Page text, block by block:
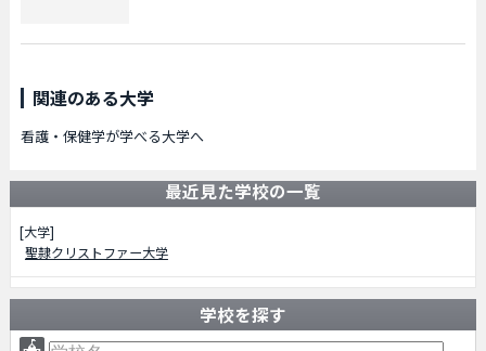
関連のある大学
看護・保健学が学べる大学へ
最近見た学校の一覧
[大学]
聖隷クリストファー大学
学校を探す